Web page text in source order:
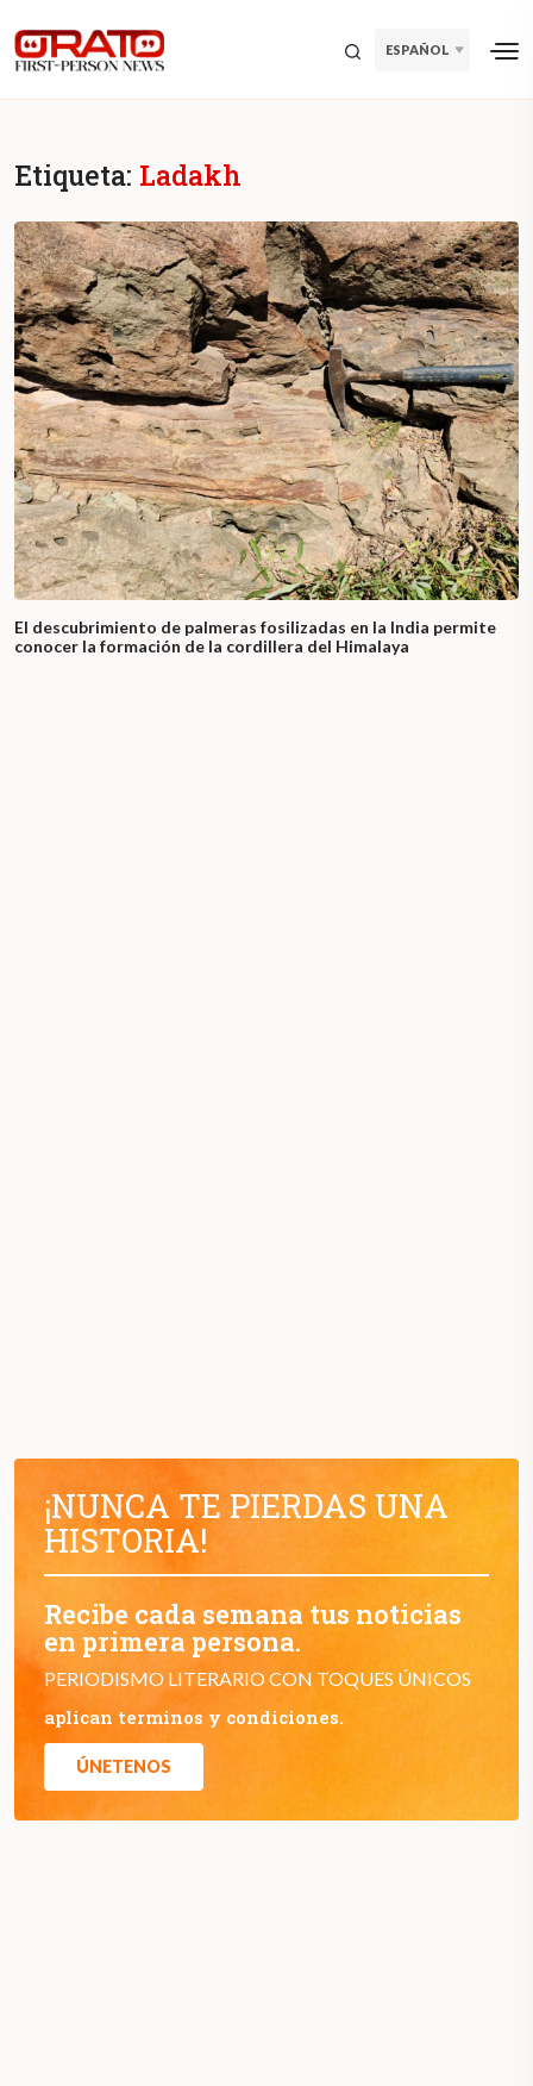
ESPAÑOL
Etiqueta: Ladakh
El descubrimiento de palmeras fosilizadas en la India permite
conocer la formación de la cordillera del Himalaya
¡NUNCA TE PIERDAS UNA
HISTORIA!
Recibe cada semana tus noticias
en primera persona.
PERIODISMO LITERARIO CON TOQUES ÚNICOS
aplican terminos y condiciones.
ÚNETENOS